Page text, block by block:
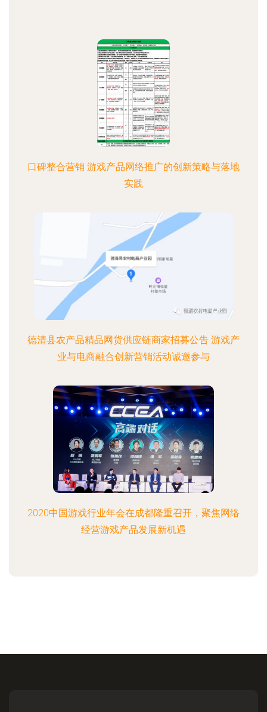
口碑整合营销 游戏产品网络推广的创新策略与落地
实践
德清县农产品精品网货供应链商家招募公告 游戏产
业与电商融合创新营销活动诚邀参与
2020中国游戏行业年会在成都隆重召开，聚焦网络
经营游戏产品发展新机遇